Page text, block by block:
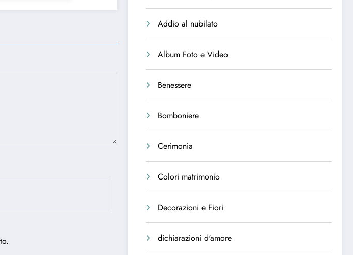
Addio al nubilato
Album Foto e Video
Benessere
Bomboniere
Cerimonia
Colori matrimonio
Decorazioni e Fiori
dichiarazioni d'amore